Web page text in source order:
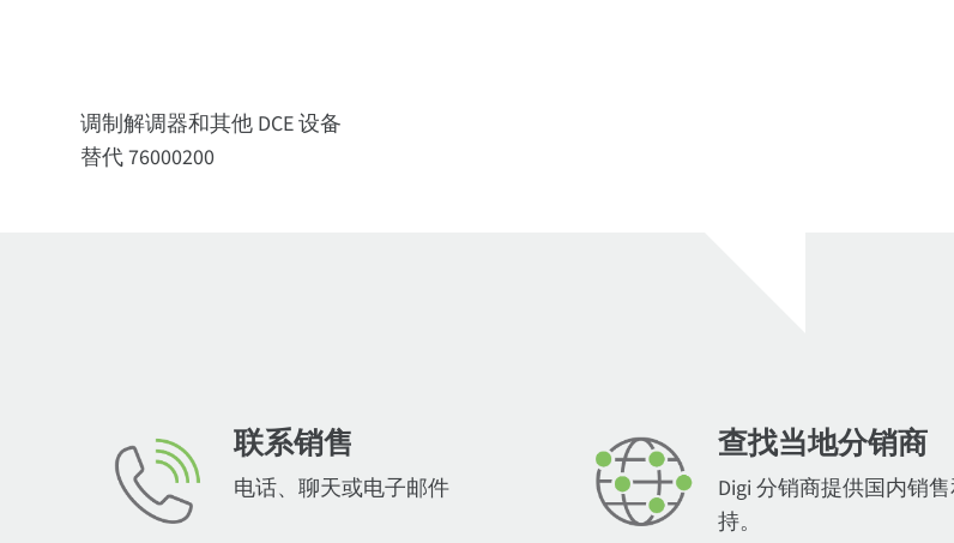
调制解调器和其他 DCE 设备
替代 76000200
联系销售
电话、聊天或电子邮件
查找当地分销商
Digi 分销商提供国内销
持。